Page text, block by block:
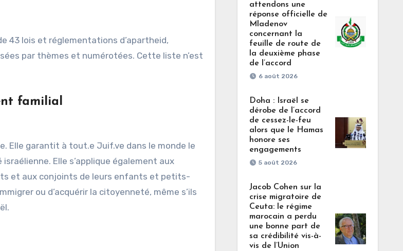
43 lois et réglementations d’apartheid,
par thèmes et numérotées. Cette liste n’est
familial
Elle garantit à tout.e Juif.ve dans le monde le
Elle s’applique également aux
et aux conjoints de leurs enfants et petits-
ou d’acquérir la citoyenneté, même s’ils
attendons une
réponse officielle de
Mladenov
concernant la
feuille de route de
la deuxième phase
de l’accord
6 août 2026
Doha : Israël se
dérobe de l’accord
de cessez-le-feu
alors que le Hamas
honore ses
engagements
5 août 2026
Jacob Cohen sur la
crise migratoire de
Ceuta: le régime
marocain a perdu
une bonne part de
sa crédibilité vis-à-
vis de l’Union